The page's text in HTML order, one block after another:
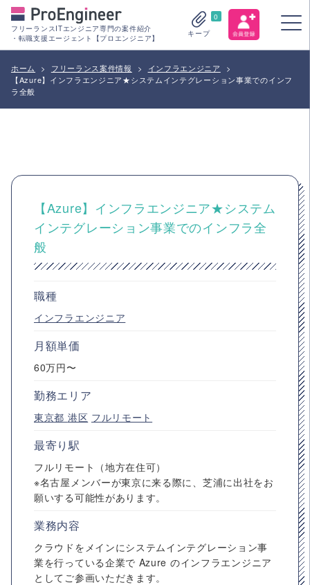
フリーランスITエンジニア専門の案件紹介
・転職支援エージェント【プロエンジニア】
0
キープ
ホーム > フリーランス案件情報 > インフラエンジニア
>
【Azure】インフラエンジニア★システムインテグレーション事業でのインフ
ラ全般
【Azure】インフラエンジニア★システム
インテグレーション事業でのインフラ全
般
職種
インフラエンジニア
月額単価
60万円〜
勤務エリア
東京都 港区 フルリモート
最寄り駅
フルリモート（地方在住可）
※名古屋メンバーが東京に来る際に、芝浦に出社をお
願いする可能性があります。
業務内容
クラウドをメインにシステムインテグレーション事
業を行っている企業で Azure のインフラエンジニア
としてご参画いただきます。